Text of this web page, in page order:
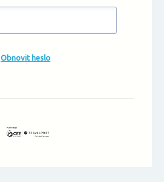
Obnovit heslo